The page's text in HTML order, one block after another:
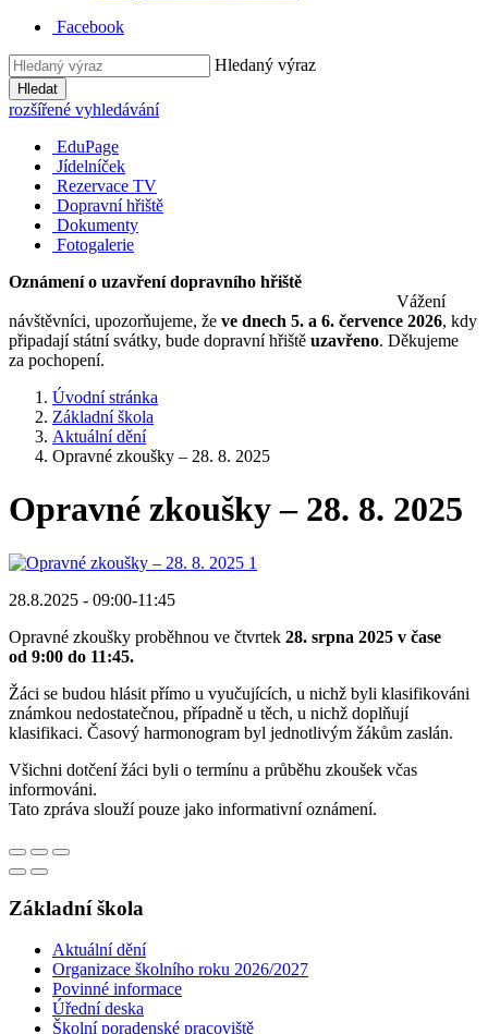
Facebook
Hledaný výraz
Hledat
rozšířené vyhledávání
EduPage
Jídelníček
Rezervace TV
Dopravní hřiště
Dokumenty
Fotogalerie
Oznámení o uzavření dopravního hřiště
Vážení
návštěvníci, upozorňujeme, že ve dnech 5. a 6. července 2026, kdy
připadají státní svátky, bude dopravní hřiště uzavřeno. Děkujeme
za pochopení.
Úvodní stránka
Základní škola
Aktuální dění
Opravné zkoušky – 28. 8. 2025
Opravné zkoušky – 28. 8. 2025
28.8.2025 - 09:00-11:45
Opravné zkoušky proběhnou ve čtvrtek 28. srpna 2025 v čase
od 9:00 do 11:45.
Žáci se budou hlásit přímo u vyučujících, u nichž byli klasifikováni
známkou nedostatečnou, případně u těch, u nichž doplňují
klasifikaci. Časový harmonogram byl jednotlivým žákům zaslán.
Všichni dotčení žáci byli o termínu a průběhu zkoušek včas
informováni.
Tato zpráva slouží pouze jako informativní oznámení.
Základní škola
Aktuální dění
Organizace školního roku 2026/2027
Povinné informace
Úřední deska
Školní poradenské pracoviště